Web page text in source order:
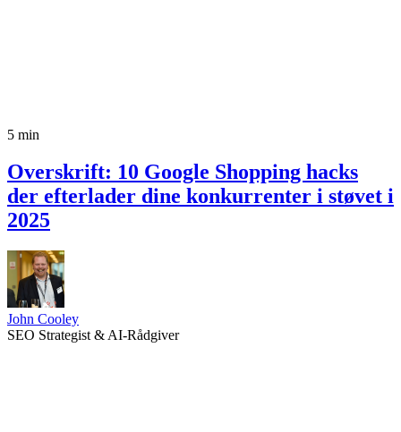
5 min
Overskrift: 10 Google Shopping hacks
der efterlader dine konkurrenter i støvet i
2025
John Cooley
SEO Strategist & AI-Rådgiver